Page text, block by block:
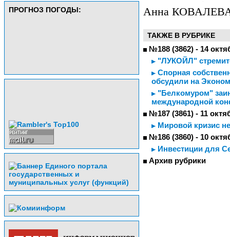
ПРОГНОЗ ПОГОДЫ:
Анна
ТАКЖЕ В РУБРИКЕ
№188 (3862) - 14
"ЛУКОЙЛ"
Спорная
обсудили на
"Белкомуром"
международной
№187 (3861) - 11
Мировой кризис
№186 (3860) - 10
Инвестиции для
Архив рубрики